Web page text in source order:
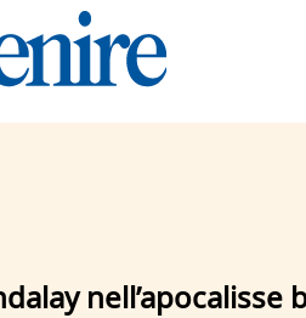
nell’apocalisse